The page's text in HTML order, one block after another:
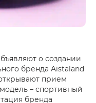
о создании
бренда Aistaland
прием
– спортивный
бренда